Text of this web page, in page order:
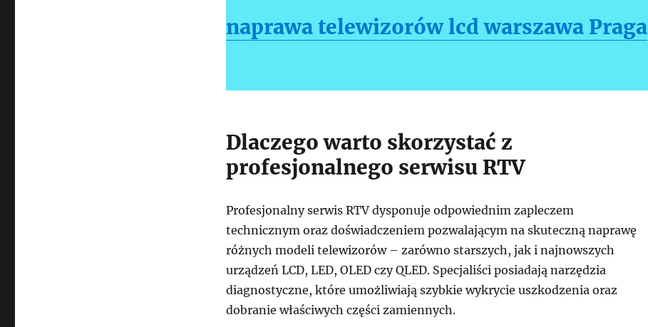
naprawa telewizorów lcd warszawa Praga
Dlaczego warto skorzystać z
profesjonalnego serwisu RTV
Profesjonalny serwis RTV dysponuje odpowiednim zapleczem
technicznym oraz doświadczeniem pozwalającym na skuteczną naprawę
różnych modeli telewizorów – zarówno starszych, jak i najnowszych
urządzeń LCD, LED, OLED czy QLED. Specjaliści posiadają narzędzia
diagnostyczne, które umożliwiają szybkie wykrycie uszkodzenia oraz
dobranie właściwych części zamiennych.